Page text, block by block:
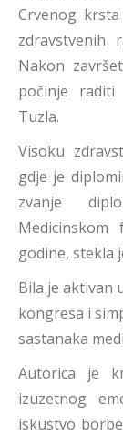
Crvenog
zdravstvenih
Nakon
počinje raditi
Tuzla.
Visoku
gdje je
zvanje
godine, stekla
Bila je aktivan
kongresa i
sastanaka
Autorica je
izuzetnog
iskustvo